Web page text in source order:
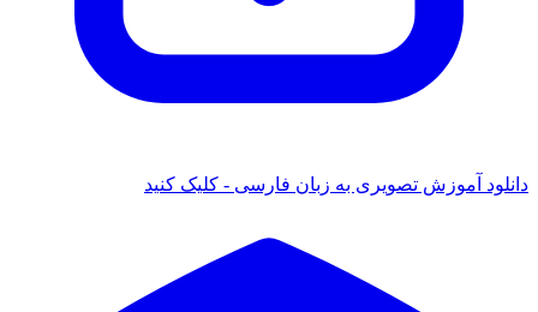
دانلود آموزش تصویری به زبان فارسی - کلیک کنید